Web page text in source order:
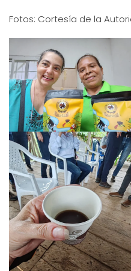
Fotos: Cortesía de la